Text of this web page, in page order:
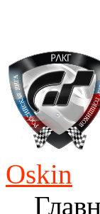
Oskin